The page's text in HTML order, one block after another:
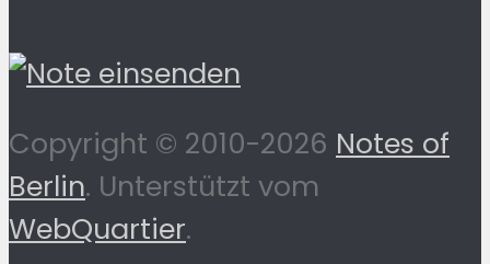
Copyright © 2010-2026 Notes of
Berlin. Unterstützt vom
WebQuartier.